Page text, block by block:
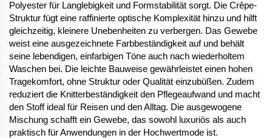
Polyester für Langlebigkeit und Formstabilität sorgt. Die Crêpe-
Struktur fügt eine raffinierte optische Komplexität hinzu und hilft
gleichzeitig, kleinere Unebenheiten zu verbergen. Das Gewebe
weist eine ausgezeichnete Farbbeständigkeit auf und behält
seine lebendigen, einfarbigen Töne auch nach wiederholtem
Waschen bei. Die leichte Bauweise gewährleistet einen hohen
Tragekomfort, ohne Struktur oder Qualität einzubüßen. Zudem
reduziert die Knitterbeständigkeit den Pflegeaufwand und macht
den Stoff ideal für Reisen und den Alltag. Die ausgewogene
Mischung schafft ein Gewebe, das sowohl luxuriös als auch
praktisch für Anwendungen in der Hochwertmode ist.